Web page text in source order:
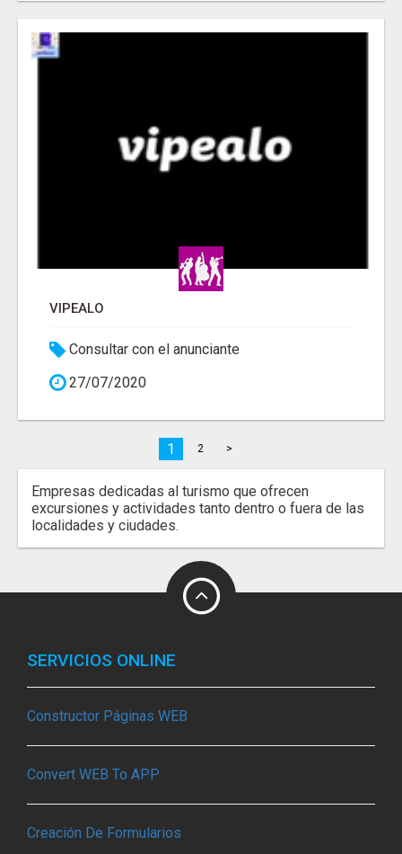
VIPEALO
Consultar con el anunciante
27/07/2020
1 2 >
Empresas dedicadas al turismo que ofrecen
excursiones y actividades tanto dentro o fuera de las
localidades y ciudades.
SERVICIOS ONLINE
Constructor Páginas WEB
Convert WEB To APP
Creación De Formularios